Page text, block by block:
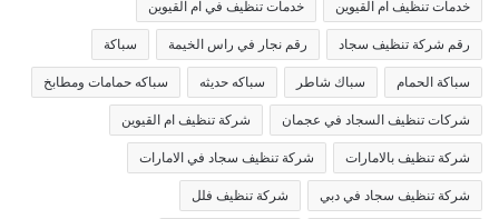
خدمات تنظيف ام القيوين خدمات تنظيف في ام القيوين
رقم شركة تنظيف سجاد رقم نجار في راس الخيمة سباكة
سباكة الحمام سباك شاطر سباكه حديثه سباكه حمامات ومطابخ
شركات تنظيف السجاد في عجمان شركة تنظيف ام القيوين
شركة تنظيف بالامارات شركة تنظيف سجاد في الامارات
شركة تنظيف سجاد في دبي شركة تنظيف فلل